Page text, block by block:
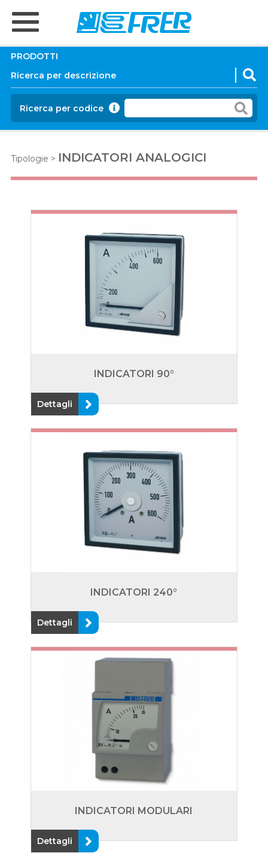
PRODOTTI
Ricerca per codice
Tipologie > INDICATORI ANALOGICI
INDICATORI 90°
Dettagli
INDICATORI 240°
Dettagli
INDICATORI MODULARI
Dettagli